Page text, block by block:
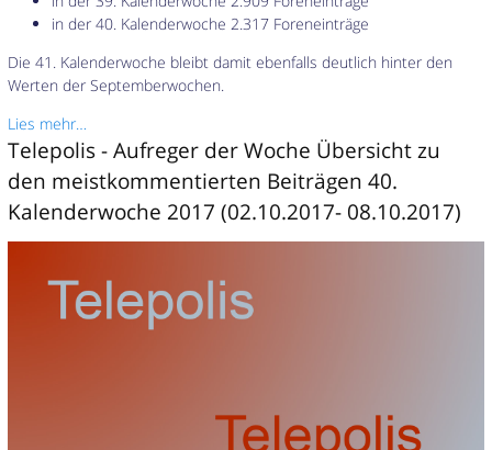
in der 40. Kalenderwoche 2.317 Foreneinträge
Die 41. Kalenderwoche bleibt damit ebenfalls deutlich hinter den
Werten der Septemberwochen.
Lies mehr…
Telepolis - Aufreger der Woche Übersicht zu
den meistkommentierten Beiträgen 40.
Kalenderwoche 2017 (02.10.2017- 08.10.2017)